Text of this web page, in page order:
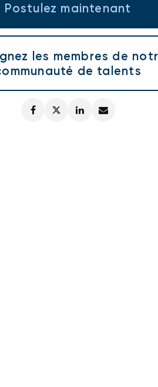
Postulez maintenant
les membres de
de talents